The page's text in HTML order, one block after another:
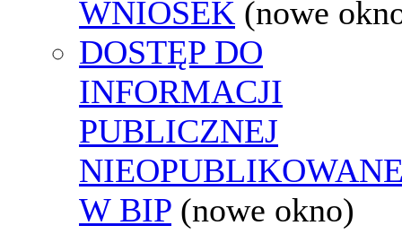
WNIOSEK (nowe
DOSTĘP DO
INFORMACJI
PUBLICZNEJ
W BIP (nowe okno)